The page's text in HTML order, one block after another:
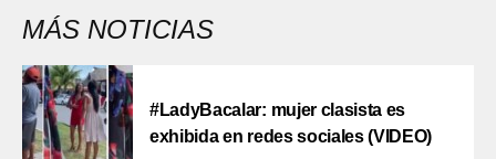
MÁS NOTICIAS
#LadyBacalar: mujer clasista es
exhibida en redes sociales (VIDEO)